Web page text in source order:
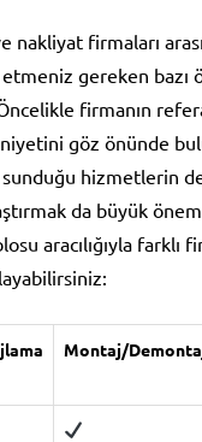
nakliyat firmaları
gereken bazı
firmanın
göz önünde
sunduğu hizmetlerin
da büyük
aracılığıyla farklı
Montaj/